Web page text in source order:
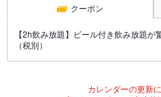
クーポン
【2h飲み放題】ビール付き飲み放題
（税別）
カレンダーの更新